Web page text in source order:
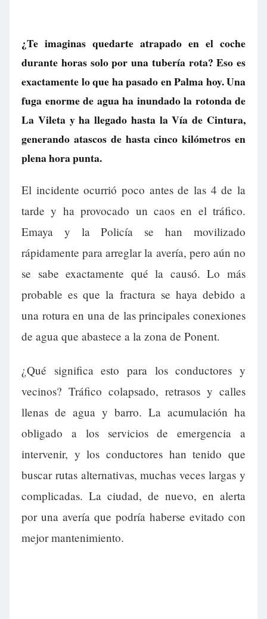
¿Te imaginas quedarte atrapado en el coche
durante horas solo por una tubería rota? Eso es
exactamente lo que ha pasado en Palma hoy. Una
fuga enorme de agua ha inundado la rotonda de
La Vileta y ha llegado hasta la Vía de Cintura,
generando atascos de hasta cinco kilómetros en
plena hora punta.
El incidente ocurrió poco antes de las 4 de la
tarde y ha provocado un caos en el tráfico.
Emaya y la Policía se han movilizado
rápidamente para arreglar la avería, pero aún no
se sabe exactamente qué la causó. Lo más
probable es que la fractura se haya debido a
una rotura en una de las principales conexiones
de agua que abastece a la zona de Ponent.
¿Qué significa esto para los conductores y
vecinos? Tráfico colapsado, retrasos y calles
llenas de agua y barro. La acumulación ha
obligado a los servicios de emergencia a
intervenir, y los conductores han tenido que
buscar rutas alternativas, muchas veces largas y
complicadas. La ciudad, de nuevo, en alerta
por una avería que podría haberse evitado con
mejor mantenimiento.